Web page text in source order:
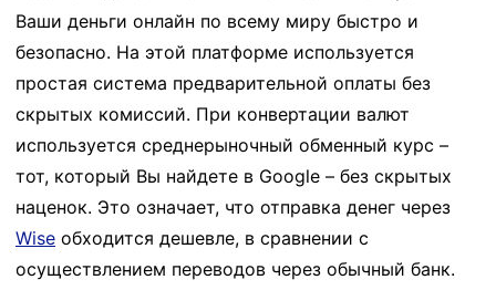
Ваши деньги онлайн по всему миру быстро и
безопасно. На этой платформе используется
простая система предварительной оплаты без
скрытых комиссий. При конвертации валют
используется среднерыночный обменный курс –
тот, который Вы найдете в Google – без скрытых
наценок. Это означает, что отправка денег через
Wise обходится дешевле, в сравнении с
осуществлением переводов через обычный банк.